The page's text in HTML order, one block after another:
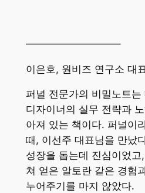
—————————–
이은호, 원비즈 연구소 대
퍼널 전문가의 비밀노트
디자이너의 실무 전략과
아져 있는 책이다. 퍼널이
때, 이선주 대표님을 만났
성장을 돕는데 진심이었고
쳐 얻은 알토란 같은 경험
누어주기를 마지 않았다.